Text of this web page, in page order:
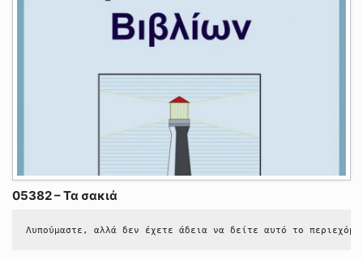
05382 – Τα σακιά
Λυπούμαστε, αλλά δεν έχετε άδεια να δείτε αυτό το